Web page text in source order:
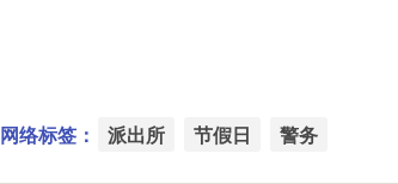
网络标签： 派出所 节假日 警务